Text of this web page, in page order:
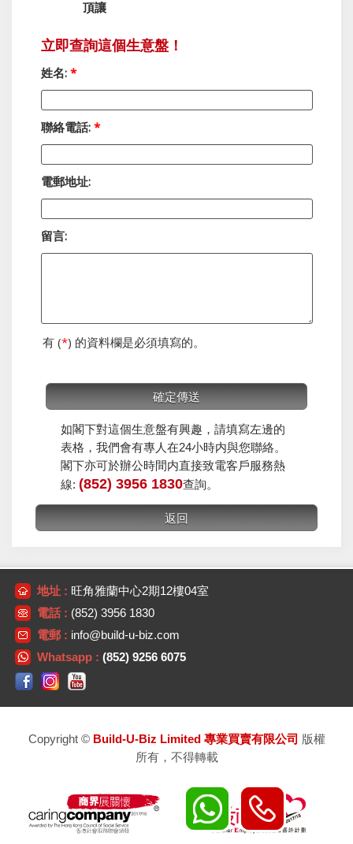
頂讓
立即查詢這個生意盤！
姓名: *
聯絡電話: *
電郵地址:
留言:
有 (*) 的資料欄是必須填寫的。
如閣下對這個生意盤有興趣，請填寫左邊的
表格，我們會有專人在24小時内與您聯絡。
閣下亦可於辦公時間内直接致電客戶服務熱
線: (852) 3956 1830查詢。
地址 : 旺角雅蘭中心2期12樓04室
電話 : (852) 3956 1830
電郵 : info@build-u-biz.com
Whatsapp : (852) 9256 6075
Copyright © Build-U-Biz Limited 專業買賣有限公司 版權
所有，不得轉載